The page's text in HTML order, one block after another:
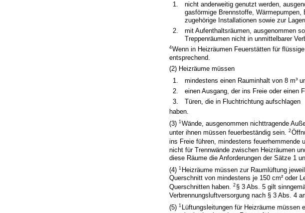
1.
nicht anderweitig genutzt werden,
gasförmige Brennstoffe,
zugehörige Installationen sowie zur
2.
mit Aufenthaltsräumen, ausgenommen
Treppenräumen nicht in unmittelbarer
4Wenn in Heizräumen Feuerstätten für
entsprechend.
(2) Heizräume müssen
1.
mindestens einen Rauminhalt von 8 m³
2.
einen Ausgang, der ins Freie oder einen
3.
Türen, die in Fluchtrichtung aufschlagen
haben.
(3)1 Wände, ausgenommen nichttragende
unter ihnen müssen feuerbeständig sein.2
ins Freie führen, mindestens
nicht für Trennwände zwischen Heizräumen
diese Räume die Anforderungen der Sätze 1
(4)1 Heizräume müssen zur Raumlüftung
Querschnitt von mindestens je 150 cm² oder
Querschnitten haben.2 § 3 Abs. 5 gilt
Verbrennungsluftversorgung nach § 3 Abs. 4
(5)1 Lüftungsleitungen für Heizräume müssen